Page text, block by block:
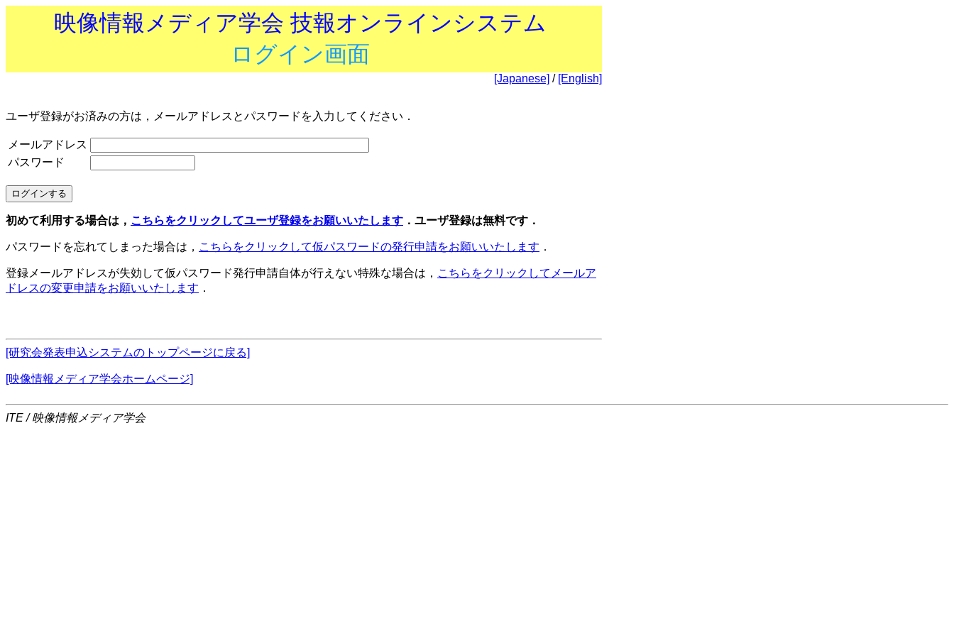
映像情報メディア学会 技報オンラインシステム
ログイン画面
[Japanese] / [English]
ユーザ登録がお済みの方は，メールアドレスとパスワードを入力してください．
メールアドレス
パスワード
初めて利用する場合は， こちらをクリックしてユーザ登録をお願いいたします ．ユーザ登録は無料です．
パスワードを忘れてしまった場合は， こちらをクリックして仮パスワードの発行申請をお願いいたします ．
登録メールアドレスが失効して仮パスワード発行申請自体が行えない特殊な場合は， こちらをクリックしてメールア
ドレスの変更申請をお願いいたします ．
[研究会発表申込システムのトップページに戻る]
[映像情報メディア学会ホームページ]
ITE / 映像情報メディア学会